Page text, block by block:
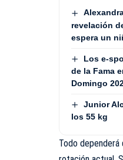
revelación
espera un
Los e-
de la Fama
Domingo
Junior
los 55 kg
Todo dependerá